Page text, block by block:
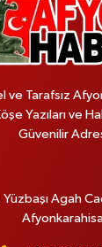
ve Tarafsız
Yazıları ve
Güvenilir
Yüzbaşı Agah